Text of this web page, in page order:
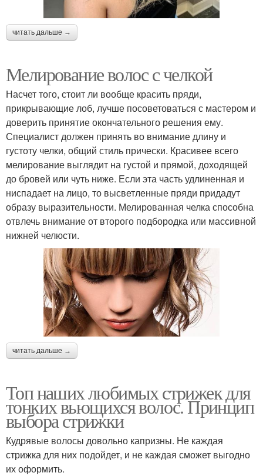
читать дальше →
Мелирование волос с челкой
Насчет того, стоит ли вообще красить пряди,
прикрывающие лоб, лучше посоветоваться с мастером и
доверить принятие окончательного решения ему.
Специалист должен принять во внимание длину и
густоту челки, общий стиль прически. Красивее всего
мелирование выглядит на густой и прямой, доходящей
до бровей или чуть ниже. Если эта часть удлиненная и
ниспадает на лицо, то высветленные пряди придадут
образу выразительности. Мелированная челка способна
отвлечь внимание от второго подбородка или массивной
нижней челюсти.
читать дальше →
Топ наших любимых стрижек для
тонких вьющихся волос. Принцип
выбора стрижки
Кудрявые волосы довольно капризны. Не каждая
стрижка для них подойдет, и не каждая сможет выгодно
их оформить.